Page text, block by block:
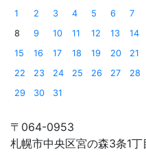
1
2 3 4 5 6
7
8
9 10 11 12 13
14
15
16 17 18 19 20
21
22
23 24 25 26 27
28
29
30 31
〒064-0953
札幌市中央区宮の森3条1